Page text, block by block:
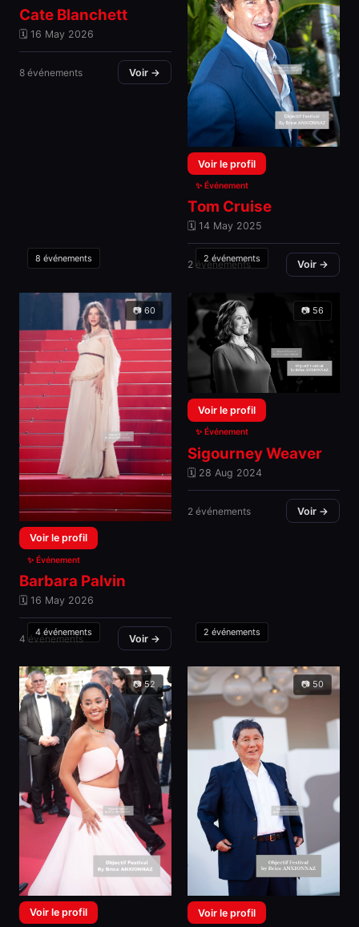
8 événements
Cate Blanchett
🗓 16 May 2026
8 événements Voir →
Voir le profil
2 événements
✨ Événement
Tom Cruise
🗓 14 May 2025
2 événements Voir →
Voir le profil
📷 60
4 événements
✨ Événement
Barbara Palvin
🗓 16 May 2026
4 événements Voir →
Voir le profil
📷 56
2 événements
✨ Événement
Sigourney Weaver
🗓 28 Aug 2024
2 événements Voir →
Voir le profil
📷 52
Voir le profil
📷 50